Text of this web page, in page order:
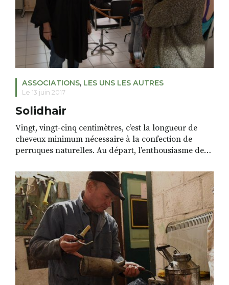
ASSOCIATIONS, LES UNS LES AUTRES
Le 13 juin 2017
Solidhair
Vingt, vingt-cinq centimètres, c’est la longueur de
cheveux minimum nécessaire à la confection de
perruques naturelles. Au départ, l’enthousiasme de
de ses cheveux. Elle crée Solidhair, une chaîne de
solidarité. Son but, collecter des mèches auprès de
professionnels de la coiffure ou de particuliers.
L’argent de la […]